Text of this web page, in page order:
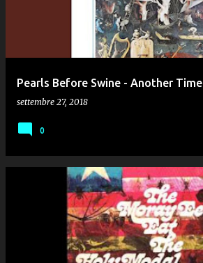
Pearls Before Swine - Another Time
settembre 27, 2018
0